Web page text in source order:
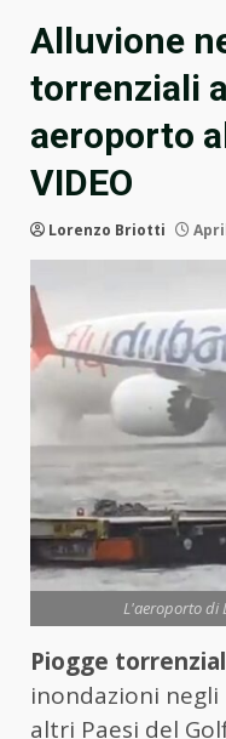
Alluvione
torrenziali
aeroporto
VIDEO
Lorenzo Briotti
L'aeroporto di
Piogge
inondazioni
altri Paesi del